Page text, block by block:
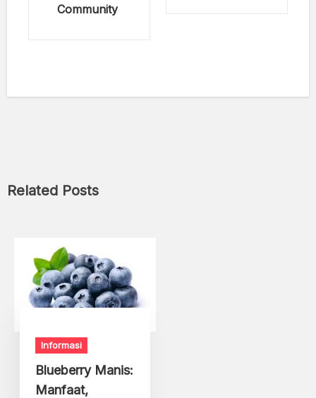
Community
Related Posts
Informasi
Blueberry Manis:
Manfaat,